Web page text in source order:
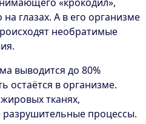
глазах. А в его организме
необратимые
выводится до 80%
остаётся в организме.
тканях,
процессы.